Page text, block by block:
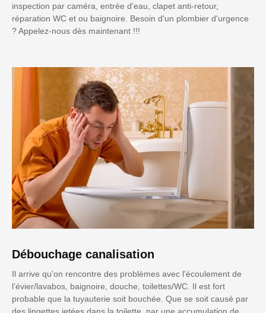
inspection par caméra, entrée d'eau, clapet anti-retour,
réparation WC et ou baignoire. Besoin d'un plombier d'urgence
? Appelez-nous dès maintenant !!!
Débouchage canalisation
Il arrive qu'on rencontre des problèmes avec l’écoulement de
l’évier/lavabos, baignoire, douche, toilettes/WC. Il est fort
probable que la tuyauterie soit bouchée. Que se soit causé par
des lingettes jetées dans la toilette, par une accumulation de